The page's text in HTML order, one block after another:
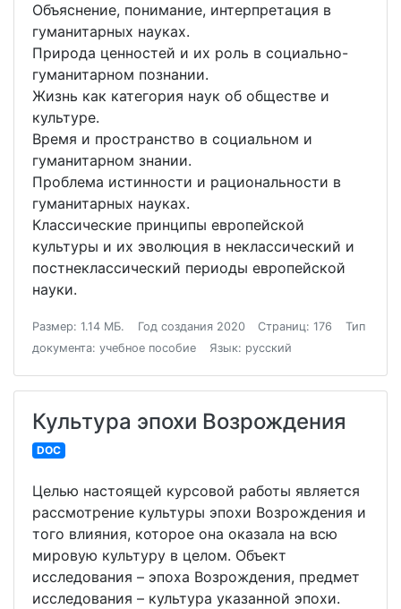
Объяснение, понимание, интерпретация в
гуманитарных науках.
Природа ценностей и их роль в социально-
гуманитарном познании.
Жизнь как категория наук об обществе и
культуре.
Время и пространство в социальном и
гуманитарном знании.
Проблема истинности и рациональности в
гуманитарных науках.
Классические принципы европейской
культуры и их эволюция в неклассический и
постнеклассический периоды европейской
науки.
Размер: 1.14 МБ. Год создания 2020 Страниц: 176
Тип
документа: учебное пособие
Язык: русский
Культура эпохи Возрождения
DOC
Целью настоящей курсовой работы является
рассмотрение культуры эпохи Возрождения и
того влияния, которое она оказала на всю
мировую культуру в целом. Объект
исследования – эпоха Возрождения, предмет
исследования – культура указанной эпохи.